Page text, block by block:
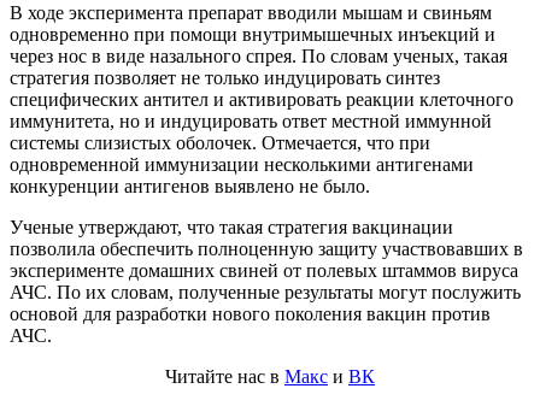
В ходе эксперимента препарат вводили мышам и свиньям
одновременно при помощи внутримышечных инъекций и
через нос в виде назального спрея. По словам ученых, такая
стратегия позволяет не только индуцировать синтез
специфических антител и активировать реакции клеточного
иммунитета, но и индуцировать ответ местной иммунной
системы слизистых оболочек. Отмечается, что при
одновременной иммунизации несколькими антигенами
конкуренции антигенов выявлено не было.
Ученые утверждают, что такая стратегия вакцинации
позволила обеспечить полноценную защиту участвовавших в
эксперименте домашних свиней от полевых штаммов вируса
АЧС. По их словам, полученные результаты могут послужить
основой для разработки нового поколения вакцин против
АЧС.
Читайте нас в Макс и ВК